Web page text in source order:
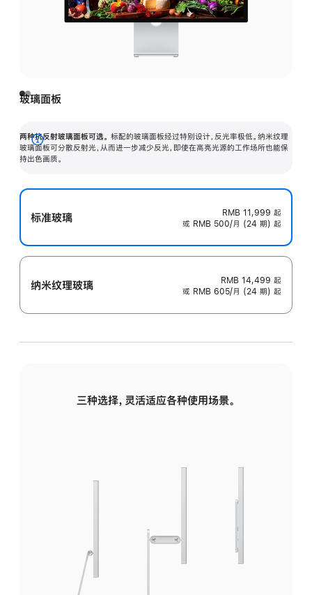
玻璃面板
两种抗反射玻璃面板可选。 标配的玻璃面板经过特别设计，反光率极低。纳米纹理
玻璃面板可分散反射光，从而进一步减少反光，即使在高亮光源的工作场所也能保
持出色画质。
展
开
标准玻璃 RMB 11,999 起
或 RMB 500/月 (24 期) 起
纳米纹理玻璃 RMB 14,499 起
或 RMB 605/月 (24 期) 起
三种选择，灵活适应各种使用场景。